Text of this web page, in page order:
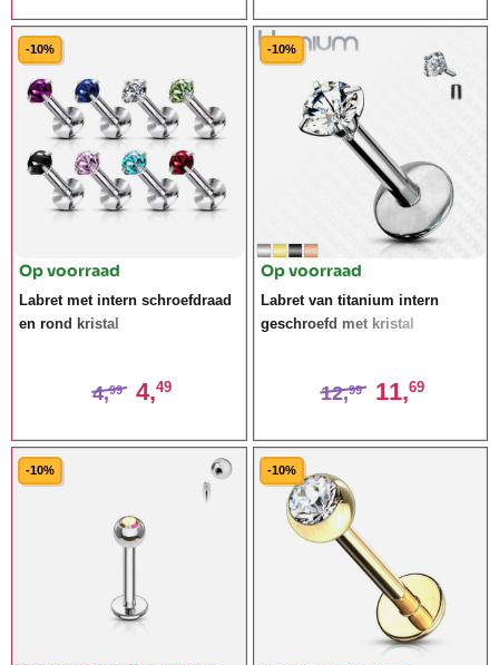
-10%
Op voorraad
Labret met intern schroefdraad
en rond kristal
4,99 4,49
-10%
Op voorraad
Labret van titanium intern
geschroefd met kristal
12,99 11,69
-10% -10%